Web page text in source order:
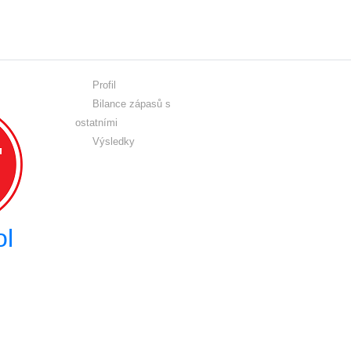
Profil
Bilance zápasů s
ostatními
Výsledky